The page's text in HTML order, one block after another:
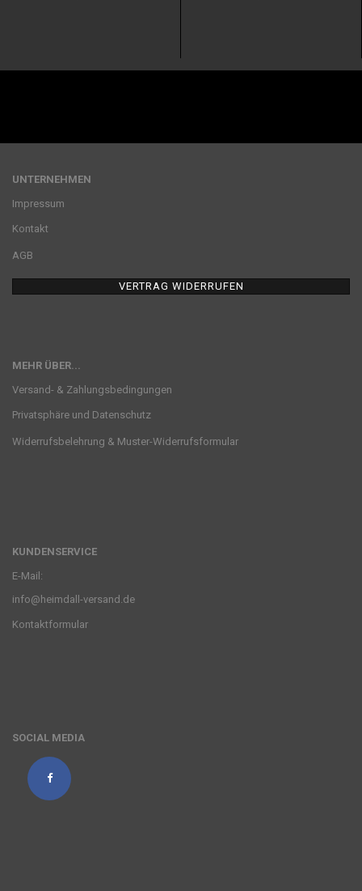
UNTERNEHMEN
Impressum
Kontakt
AGB
VERTRAG WIDERRUFEN
MEHR ÜBER...
Versand- & Zahlungsbedingungen
Privatsphäre und Datenschutz
Widerrufsbelehrung & Muster-Widerrufsformular
KUNDENSERVICE
E-Mail:
info@heimdall-versand.de
Kontaktformular
SOCIAL MEDIA